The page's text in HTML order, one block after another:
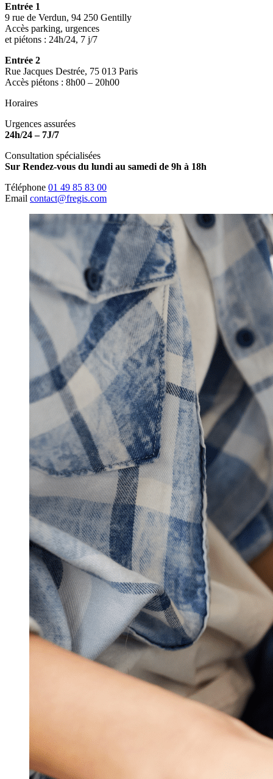
Entrée 1
9 rue de Verdun, 94 250 Gentilly
Accès parking, urgences
et piétons : 24h/24, 7 j/7
Entrée 2
Rue Jacques Destrée, 75 013 Paris
Accès piétons : 8h00 – 20h00
Horaires
Urgences assurées
24h/24 – 7J/7
Consultation spécialisées
Sur Rendez-vous du lundi au samedi de 9h à 18h
Téléphone 01 49 85 83 00
Email contact@fregis.com